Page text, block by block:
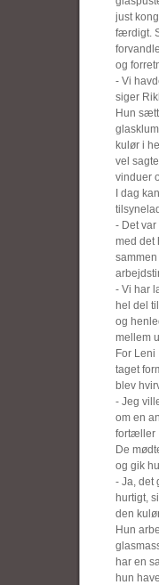
just
færdigt.
og
- Vi
siger
Hun
kulør i
vel
vinduer
I dag
- Det
med det
- Vi har
hel del
og
mellem
For
taget
blev
- Jeg
om en
fortæller
De
og gik
- Ja, det
hurtigt,
den
Hun
har en
hun